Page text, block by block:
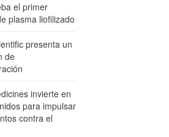
el primer
plasma liofilizado
presenta un
de
invierte en
para impulsar
contra el